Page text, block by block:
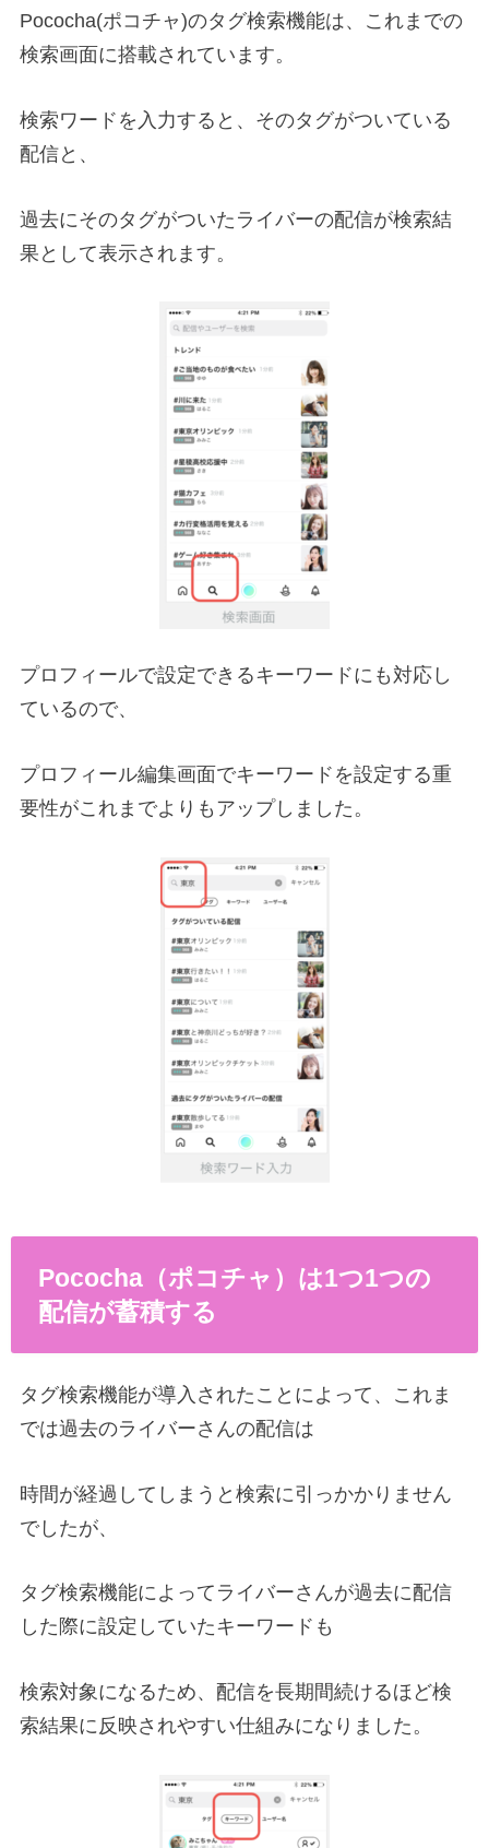
Pococha(ポコチャ)のタグ検索機能は、これまでの
検索画面に搭載されています。
検索ワードを入力すると、そのタグがついている
配信と、
過去にそのタグがついたライバーの配信が検索結
果として表示されます。
プロフィールで設定できるキーワードにも対応し
ているので、
プロフィール編集画面でキーワードを設定する重
要性がこれまでよりもアップしました。
Pococha（ポコチャ）は1つ1つの
配信が蓄積する
タグ検索機能が導入されたことによって、これま
では過去のライバーさんの配信は
時間が経過してしまうと検索に引っかかりません
でしたが、
タグ検索機能によってライバーさんが過去に配信
した際に設定していたキーワードも
検索対象になるため、配信を長期間続けるほど検
索結果に反映されやすい仕組みになりました。